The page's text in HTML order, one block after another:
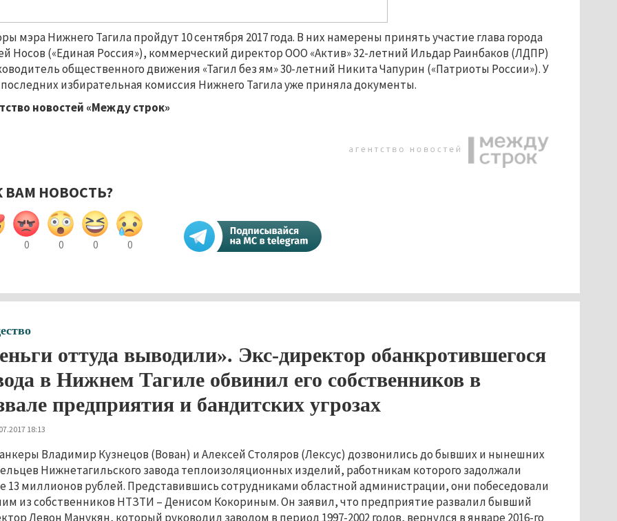
мэра Нижнего Тагила пройдут 10 сентября 2017 года. В них намерены принять участие глава города
Носов («Единая Россия»), коммерческий директор ООО «Актив» 32-летний Ильдар Раинбаков (ЛДПР)
общественного движения «Тагил без ям» 30-летний Никита Чапурин («Патриоты России»). У
избирательная комиссия Нижнего Тагила уже приняла документы.
новостей «Между строк»
ВАМ НОВОСТЬ?
0 0 0 0
оттуда выводили». Экс-директор обанкротившегося
в Нижнем Тагиле обвинил его собственников в
предприятия и бандитских угрозах
18:13
Владимир Кузнецов (Вован) и Алексей Столяров (Лексус) дозвонились до бывших и нынешних
Нижнетагильского завода теплоизоляционных изделий, работникам которого задолжали
13 миллионов рублей. Представившись сотрудниками областной администрации, они побеседовали
из собственников НТЗТИ – Денисом Кокориным. Он заявил, что предприятие развалил бывший
Левон Манукян, который руководил заводом в период 1997-2002 годов, вернулся в январе 2016-го